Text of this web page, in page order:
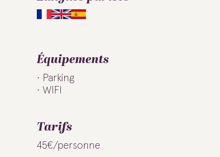
Équipements
Parking
WIFI
Tarifs
45€/personne